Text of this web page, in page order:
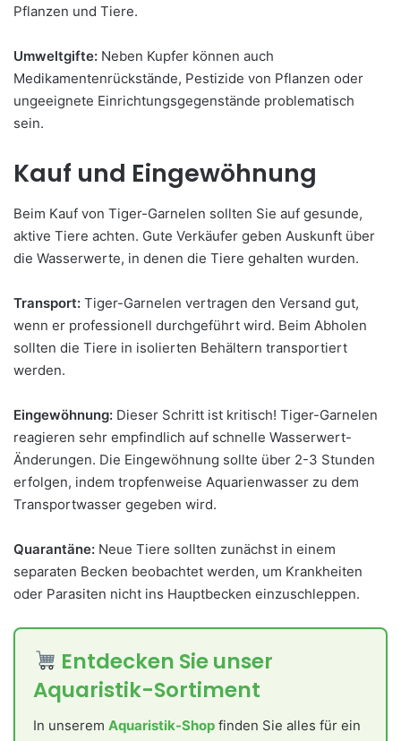
Pflanzen und Tiere.
Umweltgifte: Neben Kupfer können auch
Medikamentenrückstände, Pestizide von Pflanzen oder
ungeeignete Einrichtungsgegenstände problematisch
sein.
Kauf und Eingewöhnung
Beim Kauf von Tiger-Garnelen sollten Sie auf gesunde,
aktive Tiere achten. Gute Verkäufer geben Auskunft über
die Wasserwerte, in denen die Tiere gehalten wurden.
Transport: Tiger-Garnelen vertragen den Versand gut,
wenn er professionell durchgeführt wird. Beim Abholen
sollten die Tiere in isolierten Behältern transportiert
werden.
Eingewöhnung: Dieser Schritt ist kritisch! Tiger-Garnelen
reagieren sehr empfindlich auf schnelle Wasserwert-
Änderungen. Die Eingewöhnung sollte über 2-3 Stunden
erfolgen, indem tropfenweise Aquarienwasser zu dem
Transportwasser gegeben wird.
Quarantäne: Neue Tiere sollten zunächst in einem
separaten Becken beobachtet werden, um Krankheiten
oder Parasiten nicht ins Hauptbecken einzuschleppen.
Entdecken Sie unser
Aquaristik-Sortiment
In unserem Aquaristik-Shop finden Sie alles für ein